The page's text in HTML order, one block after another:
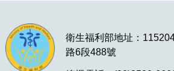
衛生福利部地址：
路6段488號